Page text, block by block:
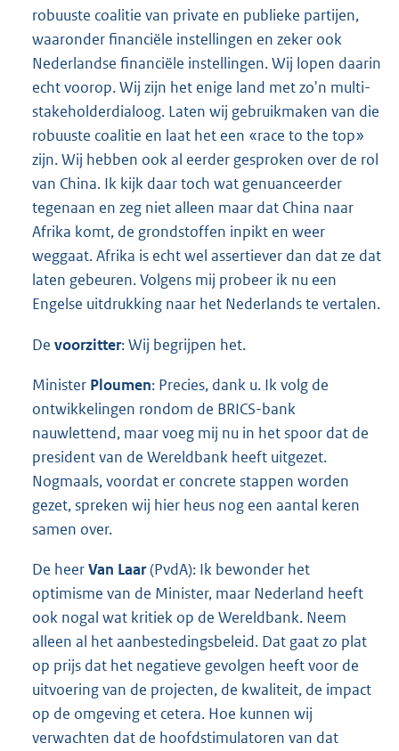
robuuste coalitie van private en publieke partijen,
waaronder financiële instellingen en zeker ook
Nederlandse financiële instellingen. Wij lopen daarin
echt voorop. Wij zijn het enige land met zo'n multi-
stakeholderdialoog. Laten wij gebruikmaken van die
robuuste coalitie en laat het een «race to the top»
zijn. Wij hebben ook al eerder gesproken over de rol
van China. Ik kijk daar toch wat genuanceerder
tegenaan en zeg niet alleen maar dat China naar
Afrika komt, de grondstoffen inpikt en weer
weggaat. Afrika is echt wel assertiever dan dat ze dat
laten gebeuren. Volgens mij probeer ik nu een
Engelse uitdrukking naar het Nederlands te vertalen.
De voorzitter: Wij begrijpen het.
Minister Ploumen: Precies, dank u. Ik volg de
ontwikkelingen rondom de BRICS-bank
nauwlettend, maar voeg mij nu in het spoor dat de
president van de Wereldbank heeft uitgezet.
Nogmaals, voordat er concrete stappen worden
gezet, spreken wij hier heus nog een aantal keren
samen over.
De heerVan Laar(PvdA): Ik bewonder het
optimisme van de Minister, maar Nederland heeft
ook nogal wat kritiek op de Wereldbank. Neem
alleen al het aanbestedingsbeleid. Dat gaat zo plat
op prijs dat het negatieve gevolgen heeft voor de
uitvoering van de projecten, de kwaliteit, de impact
op de omgeving et cetera. Hoe kunnen wij
verwachten dat de hoofdstimulatoren van dat